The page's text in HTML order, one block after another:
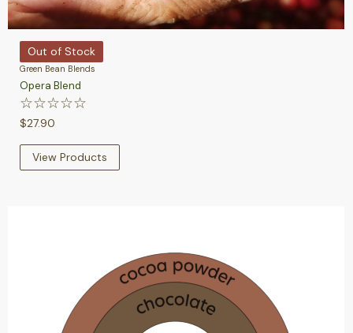
Out of Stock
Green Bean Blends
Opera Blend
☆☆☆☆☆
$27.90
View Products